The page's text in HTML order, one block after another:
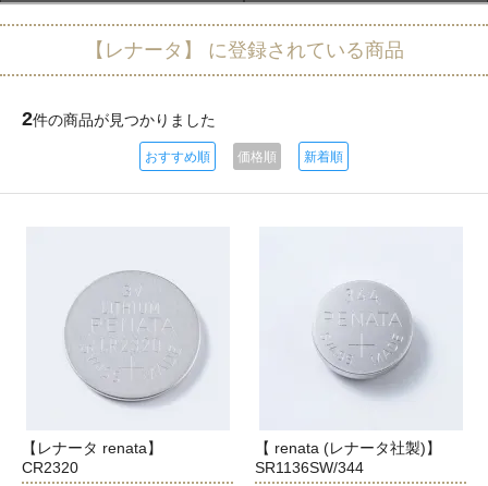
【レナータ】 に登録されている商品
2件の商品が見つかりました
おすすめ順 価格順 新着順
【レナータ renata】
CR2320
【 renata (レナータ社製)】
SR1136SW/344